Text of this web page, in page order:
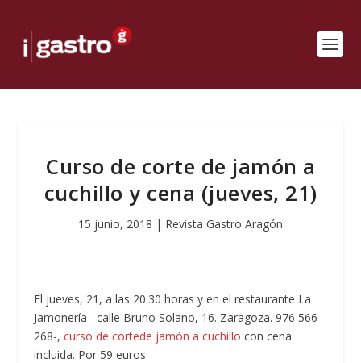
Curso de corte de jamón a
cuchillo y cena (jueves, 21)
15 junio, 2018 | Revista Gastro Aragón
El jueves, 21, a las 20.30 horas y en el restaurante La
Jamonería –calle Bruno Solano, 16. Zaragoza. 976 566
268-,curso de cortede jamón a cuchillo con cena
incluida. Por 59 euros.